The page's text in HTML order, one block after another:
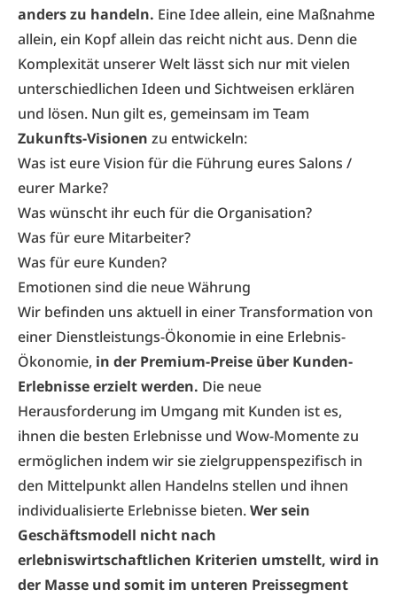
anders zu handeln. Eine Idee allein, eine Maßnahme
allein, ein Kopf allein das reicht nicht aus. Denn die
Komplexität unserer Welt lässt sich nur mit vielen
unterschiedlichen Ideen und Sichtweisen erklären
und lösen. Nun gilt es, gemeinsam im Team
Zukunfts-Visionen zu entwickeln:
Was ist eure Vision für die Führung eures Salons /
eurer Marke?
Was wünscht ihr euch für die Organisation?
Was für eure Mitarbeiter?
Was für eure Kunden?
Emotionen sind die neue Währung
Wir befinden uns aktuell in einer Transformation von
einer Dienstleistungs-Ökonomie in eine Erlebnis-
Ökonomie, in der Premium-Preise über Kunden-
Erlebnisse erzielt werden. Die neue
Herausforderung im Umgang mit Kunden ist es,
ihnen die besten Erlebnisse und Wow-Momente zu
ermöglichen indem wir sie zielgruppenspezifisch in
den Mittelpunkt allen Handelns stellen und ihnen
individualisierte Erlebnisse bieten.Wer sein
Geschäftsmodell nicht nach
erlebniswirtschaftlichen Kriterien umstellt, wird in
der Masse und somit im unteren Preissegment